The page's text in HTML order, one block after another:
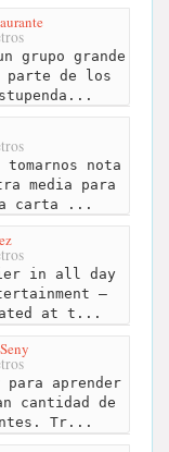
grupo grande
parte de los
nota
media para
carta ...
in all day
–
at t...
aprender
cantidad de
Tr...